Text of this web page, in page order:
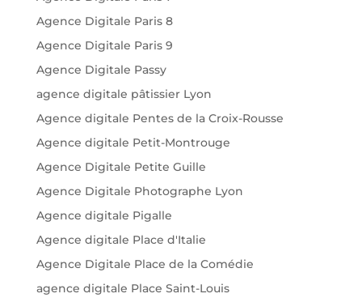
Agence Digitale Paris 8
Agence Digitale Paris 9
Agence Digitale Passy
agence digitale pâtissier Lyon
Agence digitale Pentes de la Croix-Rousse
Agence digitale Petit-Montrouge
Agence Digitale Petite Guille
Agence Digitale Photographe Lyon
Agence digitale Pigalle
Agence digitale Place d'Italie
Agence Digitale Place de la Comédie
agence digitale Place Saint-Louis